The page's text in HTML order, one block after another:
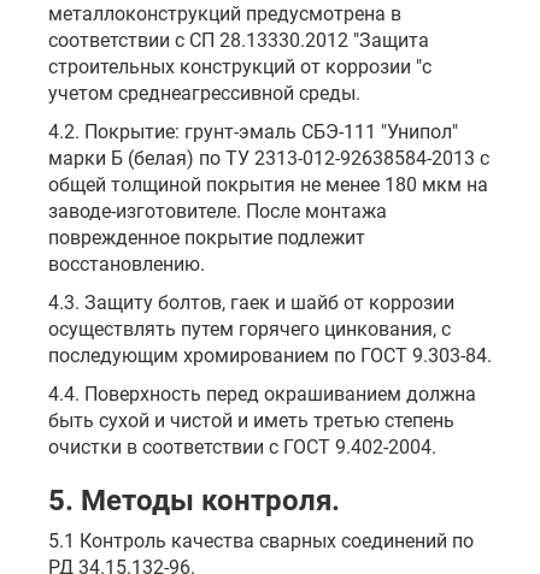
металлоконструкций предусмотрена в
соответствии с СП 28.13330.2012 "Защита
строительных конструкций от коррозии "с
учетом среднеагрессивной среды.
4.2. Покрытие: грунт-эмаль СБЭ-111 "Унипол"
марки Б (белая) по ТУ 2313-012-92638584-2013 с
общей толщиной покрытия не менее 180 мкм на
заводе-изготовителе. После монтажа
поврежденное покрытие подлежит
восстановлению.
4.3. Защиту болтов, гаек и шайб от коррозии
осуществлять путем горячего цинкования, с
последующим хромированием по ГОСТ 9.303-84.
4.4. Поверхность перед окрашиванием должна
быть сухой и чистой и иметь третью степень
очистки в соответствии с ГОСТ 9.402-2004.
5. Методы контроля.
5.1 Контроль качества сварных соединений по
РД 34.15.132-96.